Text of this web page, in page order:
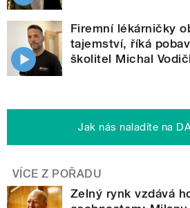
Firemní lékárničky
tajemství, říká
školitel Michal
Jak nás naladíte na
VÍCE Z POŘADU
Zelný rynk vzdává